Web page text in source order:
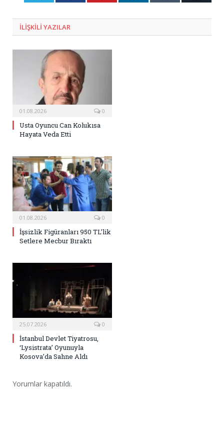
ILIŞKILI YAZILAR
01.08.2026 0
Usta Oyuncu Can Kolukısa
Hayata Veda Etti
01.08.2026 0
İşsizlik Figüranları 950 TL’lik
Setlere Mecbur Bıraktı
25.07.2026 0
İstanbul Devlet Tiyatrosu,
‘Lysistrata’ Oyunuyla
Kosova’da Sahne Aldı
Yorumlar kapatıldı.